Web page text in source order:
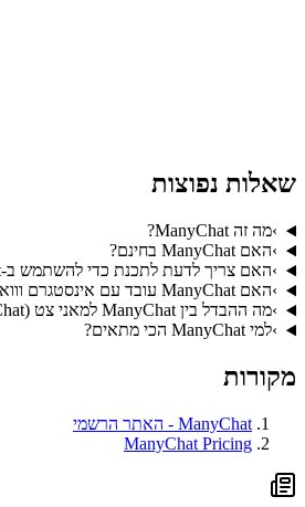
שאלות נפוצות
›מה זה ManyChat?
›האם ManyChat בחינם?
›האם צריך לדעת לתכנת כדי להשתמש ב-ManyChat?
›האם ManyChat עובד עם אינסטגרם ווואטסאפ?
›מה ההבדל בין ManyChat למאני צט (MoneyChat)?
›למי ManyChat הכי מתאים?
מקורות
ManyChat - האתר הרשמי
ManyChat Pricing